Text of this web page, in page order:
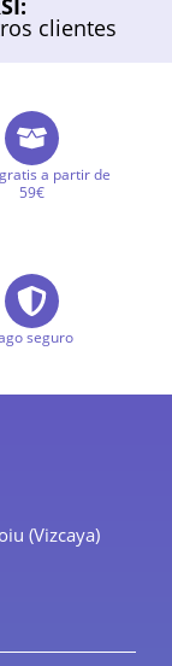
clientes
a partir de
59€
seguro
(Vizcaya)